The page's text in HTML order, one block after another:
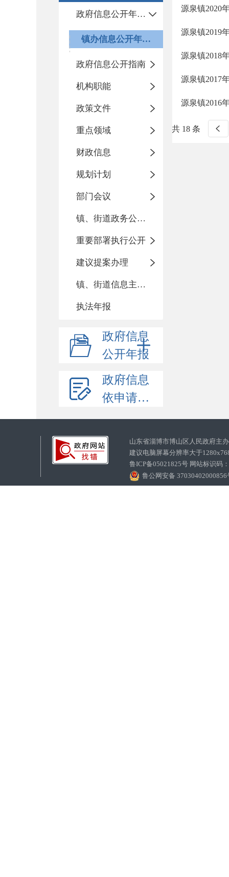
政府信息公开年度报告
镇办信息公开年度报告
政府信息公开指南
机构职能
政策文件
重点领域
财政信息
规划计划
部门会议
镇、街道政务公开标准化目录
重要部署执行公开
建议提案办理
镇、街道信息主动公开基本目录
执法年报
政府信息
公开年报
政府信息
依申请公开
源泉镇2020
源泉镇2019
源泉镇2018
源泉镇2017
源泉镇2016
共 18 条
山东省淄博市博山区人民政府
建议电脑屏幕分辨率大于
鲁ICP备05021825号 网站标识码
鲁公网安备 37030402000856